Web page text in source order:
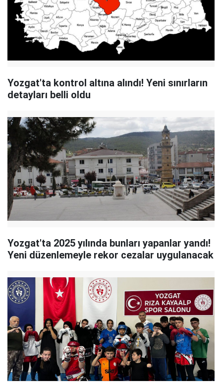
Yozgat'ta kontrol altına alındı! Yeni sınırların
detayları belli oldu
Yozgat'ta 2025 yılında bunları yapanlar yandı!
Yeni düzenlemeyle rekor cezalar uygulanacak